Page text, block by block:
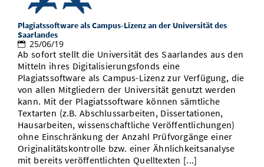
Vom Studium in den Beruf
Study Scheduler
Open Science/Open Access
Start-ups
IT-Themenabend
Ranking
Zahlen & Fakten
Preise, Auszeichnungen und Förderungen
Kontakt
SIC Merchandise
SIC Podcast
Anfahrt
AnsprechpartnerInnen, Personen,
Forschungsgruppen
Termine, Vorträge und Veranstaltungen
Alumni
Plagiatssoftware als Campus-Lizenz an der Universität des
Saarlandes
25/06/19
Ab sofort stellt die Universität des Saarlandes aus den
Mitteln ihres Digitalisierungsfonds eine
Plagiatssoftware als Campus-Lizenz zur Verfügung, die
von allen Mitgliedern der Universität genutzt werden
kann. Mit der Plagiatssoftware können sämtliche
Textarten (z.B. Abschlussarbeiten, Dissertationen,
Hausarbeiten, wissenschaftliche Veröffentlichungen)
ohne Einschränkung der Anzahl Prüfvorgänge einer
Originalitätskontrolle bzw. einer Ähnlichkeitsanalyse
mit bereits veröffentlichten Quelltexten [...]